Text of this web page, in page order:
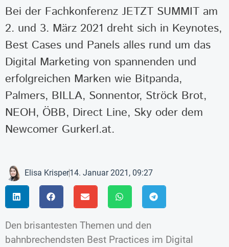
Bei der Fachkonferenz JETZT SUMMIT am
2. und 3. März 2021 dreht sich in Keynotes,
Best Cases und Panels alles rund um das
Digital Marketing von spannenden und
erfolgreichen Marken wie Bitpanda,
Palmers, BILLA, Sonnentor, Ströck Brot,
NEOH, ÖBB, Direct Line, Sky oder dem
Newcomer Gurkerl.at.
Elisa Krisper14. Januar 2021, 09:27
Den brisantesten Themen und den
bahnbrechendsten Best Practices im Digital